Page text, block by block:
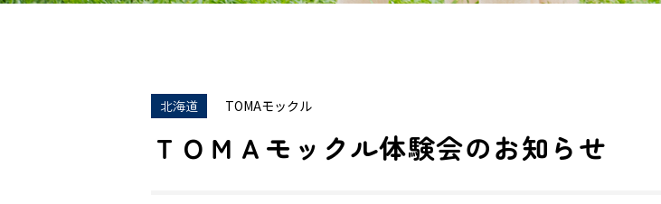
北海道 TOMAモックル
ＴＯＭＡモックル体験会のお知らせ